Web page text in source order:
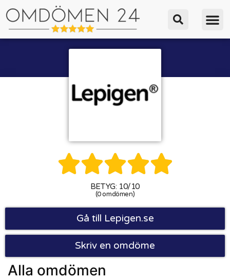

BETYG: 10/10
(0 omdömen)
Gå till Lepigen.se
Skriv en omdöme
Alla omdömen